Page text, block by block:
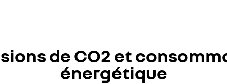
de CO2 et
énergétique